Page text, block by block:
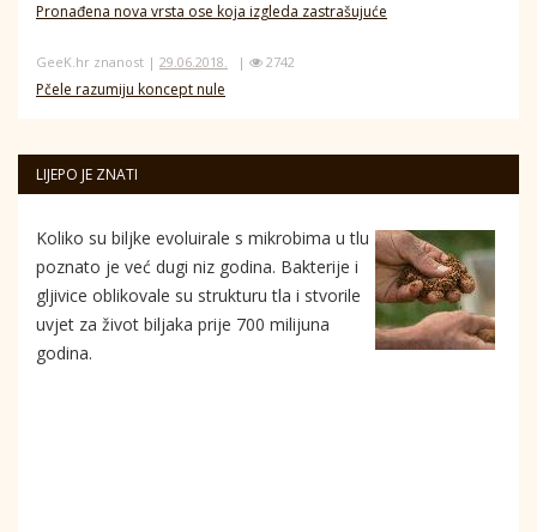
Pronađena nova vrsta ose koja izgleda zastrašujuće
GeeK.hr znanost | 29.06.2018. | 2742
Pčele razumiju koncept nule
LIJEPO JE ZNATI
Koliko su biljke evoluirale s mikrobima u tlu
poznato je već dugi niz godina. Bakterije i
gljivice oblikovale su strukturu tla i stvorile
uvjet za život biljaka prije 700 milijuna
godina.